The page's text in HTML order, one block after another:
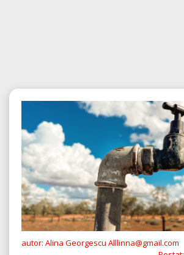
autor: Alina Georgescu Alllinna@gmail.com